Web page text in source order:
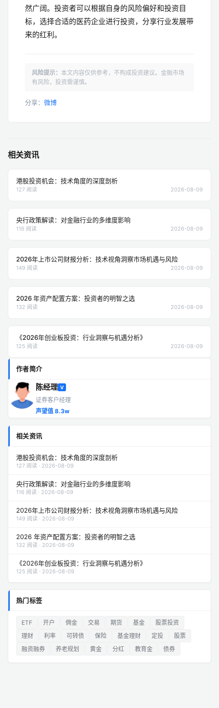
然广阔。投资者可以根据自身的风险偏好和投资目
标，选择合适的医药企业进行投资，分享行业发展带
来的红利。
风险提示： 本文内容仅供参考，不构成投资建议。金融市场
有风险，投资需谨慎。
分享： 微博
相关资讯
港股投资机会：技术角度的深度剖析
127 阅读 2026-08-09
央行政策解读：对金融行业的多维度影响
116 阅读 2026-08-09
2026年上市公司财报分析：技术视角洞察市场机遇与风险
149 阅读 2026-08-09
2026 年资产配置方案：投资者的明智之选
132 阅读 2026-08-09
《2026年创业板投资：行业洞察与机遇分析》
125 阅读 2026-08-09
作者简介
陈经理 V
证券客户经理
声望值 8.3w
相关资讯
港股投资机会：技术角度的深度剖析
127 阅读 · 2026-08-09
央行政策解读：对金融行业的多维度影响
116 阅读 · 2026-08-09
2026年上市公司财报分析：技术视角洞察市场机遇与风险
149 阅读 · 2026-08-09
2026 年资产配置方案：投资者的明智之选
132 阅读 · 2026-08-09
《2026年创业板投资：行业洞察与机遇分析》
125 阅读 · 2026-08-09
热门标签
ETF 开户 佣金 交易 期货 基金
股票投资
理财
利率 可转债 保险 基金理财 定投
股票
融资融券
养老规划 黄金 分红 教育金 债券